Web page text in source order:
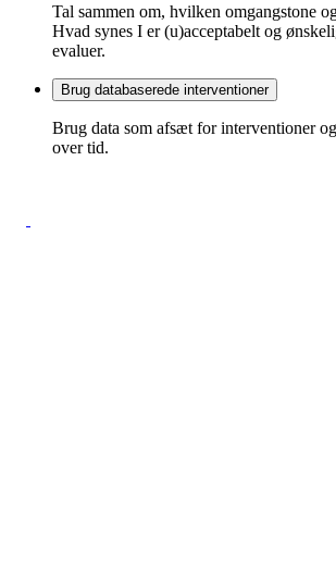
Tal sammen om, hvilken omgangstone
Hvad synes I er (u)acceptabelt og
evaluer.
Brug databaserede interventioner
Brug data som afsæt for interventioner
over tid.